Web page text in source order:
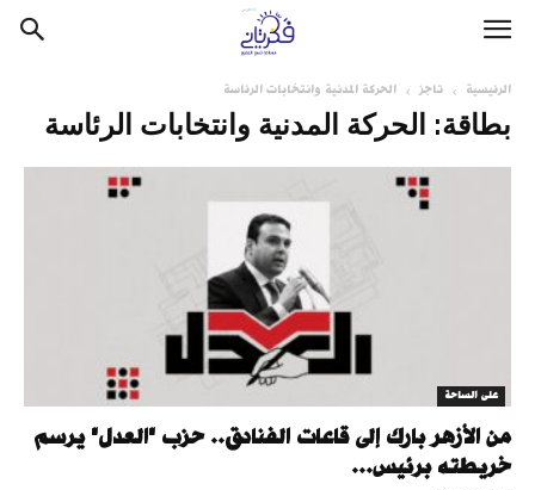
الرئيسية تاجز الحركة المدنية وانتخابات الرئاسة
بطاقة: الحركة المدنية وانتخابات الرئاسة
على الساحة
من الأزهر بارك إلى قاعات الفنادق.. حزب "العدل" يرسم
خريطته برئيس...